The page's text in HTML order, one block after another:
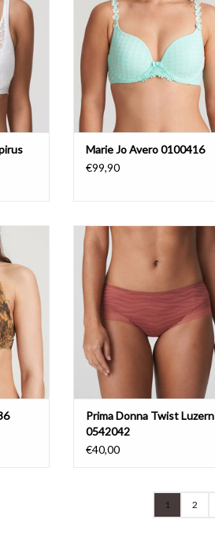
Marie Jo Avero 0100416
€99,90
Prima Donna Twist Luzern
0542042
€40,00
1 2